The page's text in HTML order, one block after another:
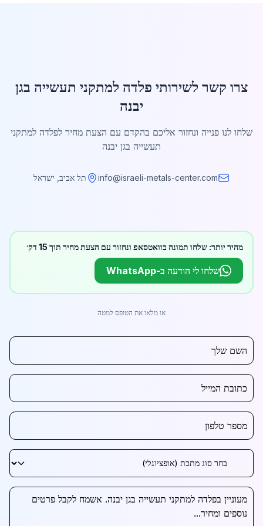
צרו קשר לשירותי פלדה למתקני תעשייה בגן
יבנה
שלחו לנו פנייה ונחזור אליכם בהקדם עם הצעת מחיר לפלדה למתקני
תעשייה בגן יבנה
info@israeli-metals-center.com תל אביב, ישראל
מהיר יותר: שלחו תמונה בוואטסאפ ונחזור עם הצעת מחיר תוך 15 דק׳
שלחו לי הודעה ב-WhatsApp
או מלאו את הטופס למטה